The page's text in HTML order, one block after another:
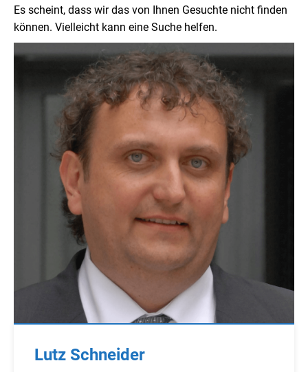
Es scheint, dass wir das von Ihnen Gesuchte nicht finden
können. Vielleicht kann eine Suche helfen.
Lutz Schneider